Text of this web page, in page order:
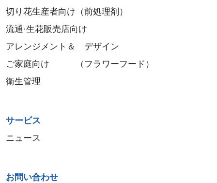
menu
切り花生産者向け（前処理剤）
流通·生花販売店向け
アレンジメント＆ デザイン
ご家庭向け （フラワーフード）
衛生管理
サービス
ニュース
お問い合わせ